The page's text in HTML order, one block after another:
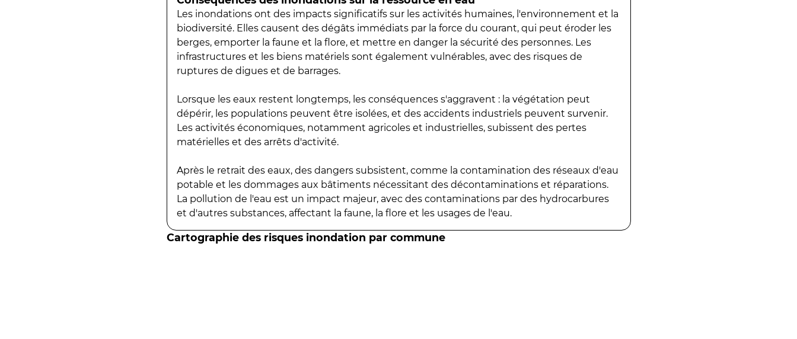
Les inondations ont des impacts significatifs sur les activités humaines, l'environnement et la
biodiversité. Elles causent des dégâts immédiats par la force du courant, qui peut éroder les
berges, emporter la faune et la flore, et mettre en danger la sécurité des personnes. Les
infrastructures et les biens matériels sont également vulnérables, avec des risques de
ruptures de digues et de barrages.
Lorsque les eaux restent longtemps, les conséquences s'aggravent : la végétation peut
dépérir, les populations peuvent être isolées, et des accidents industriels peuvent survenir.
Les activités économiques, notamment agricoles et industrielles, subissent des pertes
matérielles et des arrêts d'activité.
Après le retrait des eaux, des dangers subsistent, comme la contamination des réseaux d'eau
potable et les dommages aux bâtiments nécessitant des décontaminations et réparations.
La pollution de l'eau est un impact majeur, avec des contaminations par des hydrocarbures
et d'autres substances, affectant la faune, la flore et les usages de l'eau.
Cartographie des risques inondation par commune